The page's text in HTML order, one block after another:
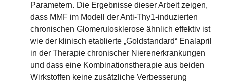
Parametern. Die Ergebnisse dieser Arbeit zeigen,
dass MMF im Modell der Anti-Thy1-induzierten
chronischen Glomerulosklerose ähnlich effektiv ist
wie der klinisch etablierte „Goldstandard“ Enalapril
in der Therapie chronischer Nierenerkrankungen
und dass eine Kombinationstherapie aus beiden
Wirkstoffen keine zusätzliche Verbesserung